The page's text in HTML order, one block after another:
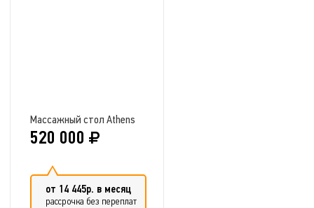
Массажный стол Athens
520 000
от 14 445р. в месяц
рассрочка без переплат